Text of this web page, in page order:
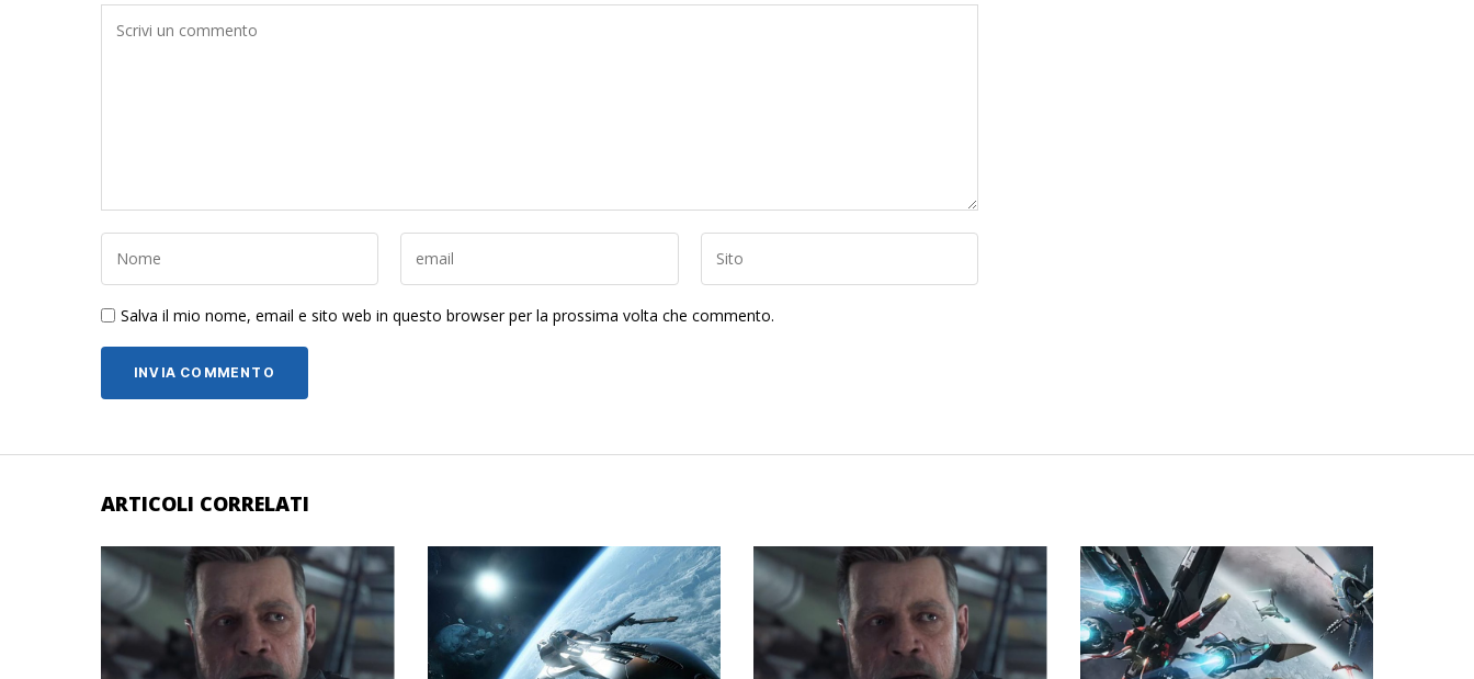
Salva il mio nome, email e sito web in questo browser per la prossima volta che commento.
ARTICOLI CORRELATI